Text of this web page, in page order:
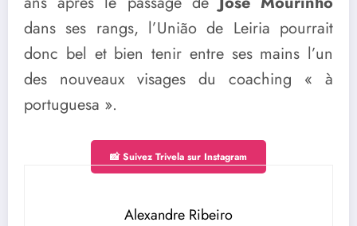
dans ses rangs, l’União de Leiria pourrait
donc bel et bien tenir entre ses mains l’un
des nouveaux visages du coaching « à
portuguesa ».
📸 Suivez Trivela sur Instagram
Alexandre Ribeiro